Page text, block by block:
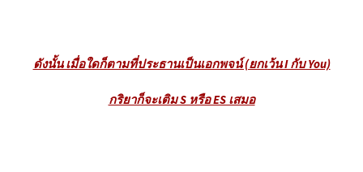
ดังนั้น เมื่อใดก็ตามที่ประธานเป็นเอกพจน์ (ยกเว้น I กับ You)
กริยาก็จะเติม S หรือ ES เสมอ